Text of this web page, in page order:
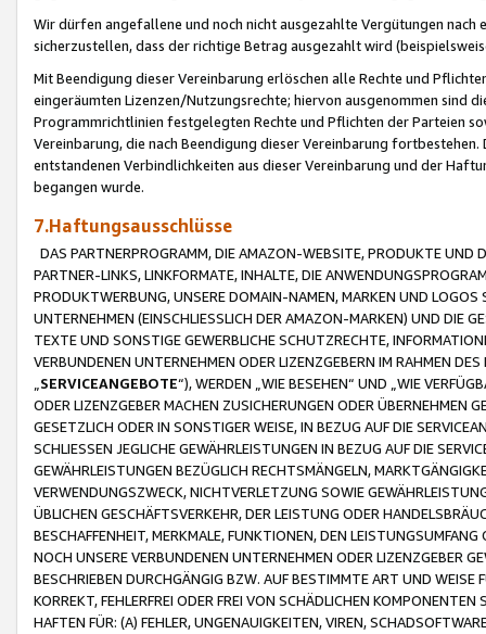
Wir dürfen angefallene und noch nicht ausgezahlte Vergütungen
sicherzustellen, dass der richtige Betrag ausgezahlt wird
Mit Beendigung dieser Vereinbarung erlöschen alle Rechte und
eingeräumten Lizenzen/Nutzungsrechte; hiervon ausgenommen sind
Programmrichtlinien festgelegten Rechte und Pflichten der Parteien
Vereinbarung, die nach Beendigung dieser Vereinbarung
entstandenen Verbindlichkeiten aus dieser Vereinbarung und der
begangen wurde.
7.Haftungsausschlüsse
DAS PARTNERPROGRAMM, DIE AMAZON-WEBSITE, PRODUKTE UND
PARTNER-LINKS, LINKFORMATE, INHALTE, DIE
PRODUKTWERBUNG, UNSERE DOMAIN-NAMEN, MARKEN UND
UNTERNEHMEN (EINSCHLIESSLICH DER AMAZON-MARKEN) UND DIE
TEXTE UND SONSTIGE GEWERBLICHE SCHUTZRECHTE,
VERBUNDENEN UNTERNEHMEN ODER LIZENZGEBERN IM RAHMEN
SERVICEANGEBOTE“), WERDEN „WIE BESEHEN“ UND „WIE
ODER LIZENZGEBER MACHEN ZUSICHERUNGEN ODER ÜBERNEHMEN
GESETZLICH ODER IN SONSTIGER WEISE, IN BEZUG AUF DIE
SCHLIESSEN JEGLICHE GEWÄHRLEISTUNGEN IN BEZUG AUF DIE
GEWÄHRLEISTUNGEN BEZÜGLICH RECHTSMÄNGELN,
VERWENDUNGSZWECK, NICHTVERLETZUNG SOWIE
ÜBLICHEN GESCHÄFTSVERKEHR, DER LEISTUNG ODER
BESCHAFFENHEIT, MERKMALE, FUNKTIONEN, DEN
NOCH UNSERE VERBUNDENEN UNTERNEHMEN ODER LIZENZGEBER
BESCHRIEBEN DURCHGÄNGIG BZW. AUF BESTIMMTE ART UND
KORREKT, FEHLERFREI ODER FREI VON SCHÄDLICHEN
HAFTEN FÜR: (A) FEHLER, UNGENAUIGKEITEN, VIREN,